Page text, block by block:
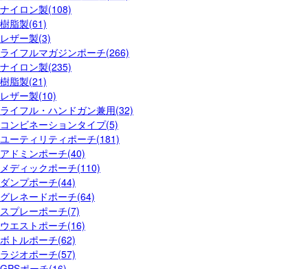
ナイロン製(108)
樹脂製(61)
レザー製(3)
ライフルマガジンポーチ(266)
ナイロン製(235)
樹脂製(21)
レザー製(10)
ライフル・ハンドガン兼用(32)
コンビネーションタイプ(5)
ユーティリティポーチ(181)
アドミンポーチ(40)
メディックポーチ(110)
ダンプポーチ(44)
グレネードポーチ(64)
スプレーポーチ(7)
ウエストポーチ(16)
ボトルポーチ(62)
ラジオポーチ(57)